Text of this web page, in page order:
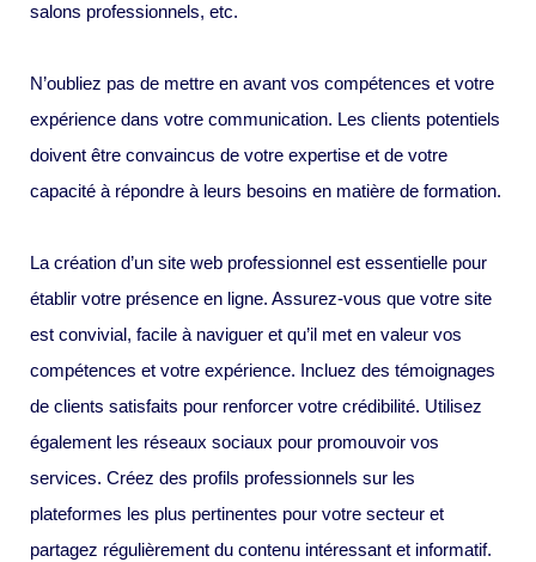
salons professionnels, etc.
N’oubliez pas de mettre en avant vos compétences et votre
expérience dans votre communication. Les clients potentiels
doivent être convaincus de votre expertise et de votre
capacité à répondre à leurs besoins en matière de formation.
La création d’un site web professionnel est essentielle pour
établir votre présence en ligne. Assurez-vous que votre site
est convivial, facile à naviguer et qu’il met en valeur vos
compétences et votre expérience. Incluez des témoignages
de clients satisfaits pour renforcer votre crédibilité. Utilisez
également les réseaux sociaux pour promouvoir vos
services. Créez des profils professionnels sur les
plateformes les plus pertinentes pour votre secteur et
partagez régulièrement du contenu intéressant et informatif.